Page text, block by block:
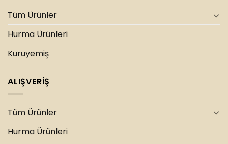
Tüm Ürünler
Hurma Ürünleri
Kuruyemiş
ALIŞVERİŞ
Tüm Ürünler
Hurma Ürünleri